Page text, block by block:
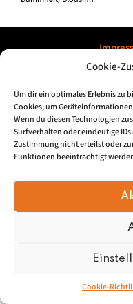
Cookie-
Um dir ein optimales Erlebnis zu
Cookies, um
Wenn du diesen Technologien
Surfverhalten oder eindeutige
Zustimmung nicht erteilst oder
Funktionen beeinträchtigt
Cookie-